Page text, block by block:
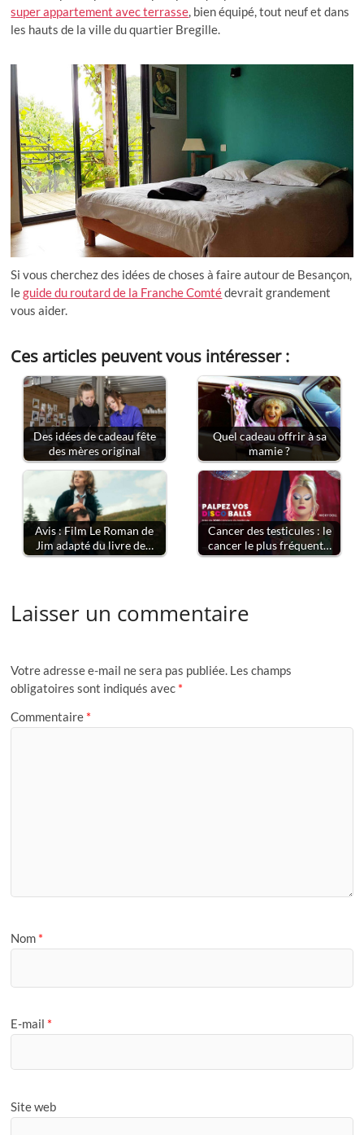
super appartement avec terrasse, bien équipé, tout neuf et dans
les hauts de la ville du quartier Bregille.
Si vous cherchez des idées de choses à faire autour de Besançon,
leguide du routard de la Franche Comtédevrait grandement
vous aider.
Ces articles peuvent vous intéresser :
Des idées de cadeau fête
des mères original
Quel cadeau offrir à sa
mamie ?
Avis : Film Le Roman de
Jim adapté du livre de…
Cancer des testicules : le
cancer le plus fréquent…
Laisser un commentaire
Votre adresse e-mail ne sera pas publiée. Les champs
obligatoires sont indiqués avec *
Commentaire *
Nom *
E-mail *
Site web